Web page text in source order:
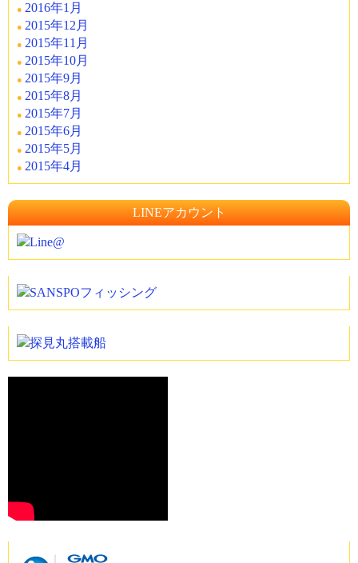
2016年1月
2015年12月
2015年11月
2015年10月
2015年9月
2015年8月
2015年7月
2015年6月
2015年5月
2015年4月
LINEアカウント